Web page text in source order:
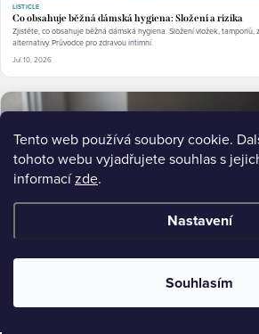
Tento web používá soubory cookie.
tohoto webu vyjadřujete souhlas s
informacízde.
Nastavení
Souhlasím
LISTICLE
Co obsahuje běžná dámská hygiena: Složení a rizika
Zjistěte, co obsahuje běžná dámská hygiena. Složení vložek, tamponů,
alternativy. Průvodce pro zdravou intimní.
Jul 10, 2026